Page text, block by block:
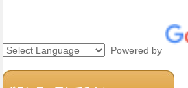
Powered by